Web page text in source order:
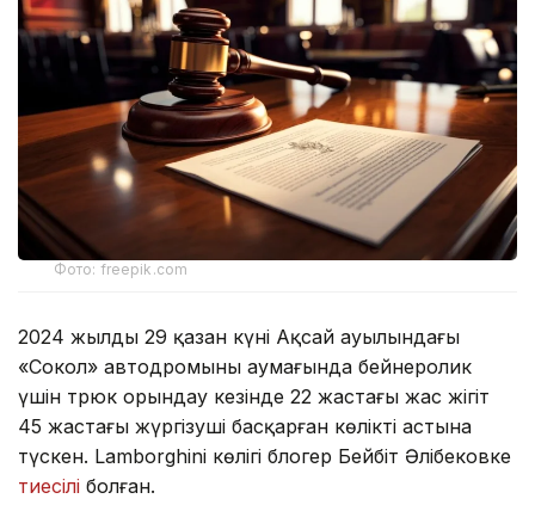
Фото: freepik.com
2024 жылдың 29 қазан күні Ақсай ауылындағы
«Сокол» автодромының аумағында бейнеролик
үшін трюк орындау кезінде 22 жастағы жас жігіт
45 жастағы жүргізуші басқарған көліктің астына
түскен. Lamborghini көлігі блогер Бейбіт Әлібековке
тиесілі болған.